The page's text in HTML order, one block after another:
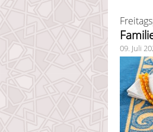
09. Juli